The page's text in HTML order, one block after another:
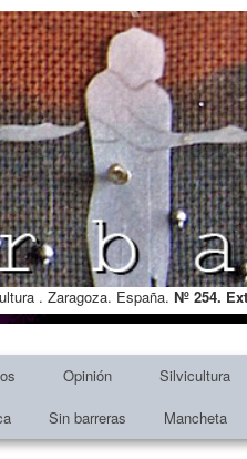
. Zaragoza. España. Nº 254.
Opinión Silvicultura
Sin barreras Mancheta